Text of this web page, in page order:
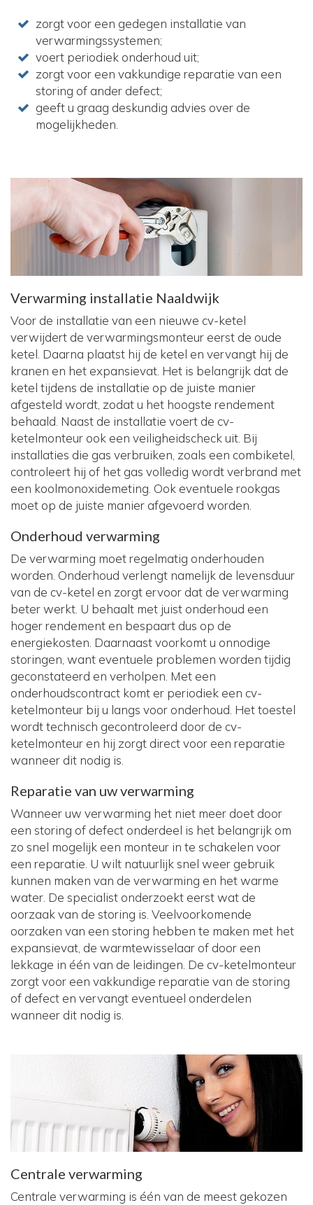
zorgt voor een gedegen installatie van
verwarmingssystemen;
voert periodiek onderhoud uit;
zorgt voor een vakkundige reparatie van een
storing of ander defect;
geeft u graag deskundig advies over de
mogelijkheden.
Verwarming installatie Naaldwijk
Voor de installatie van een nieuwe cv-ketel
verwijdert de verwarmingsmonteur eerst de oude
ketel. Daarna plaatst hij de ketel en vervangt hij de
kranen en het expansievat. Het is belangrijk dat de
ketel tijdens de installatie op de juiste manier
afgesteld wordt, zodat u het hoogste rendement
behaald. Naast de installatie voert de cv-
ketelmonteur ook een veiligheidscheck uit. Bij
installaties die gas verbruiken, zoals een combiketel,
controleert hij of het gas volledig wordt verbrand met
een koolmonoxidemeting. Ook eventuele rookgas
moet op de juiste manier afgevoerd worden.
Onderhoud verwarming
De verwarming moet regelmatig onderhouden
worden. Onderhoud verlengt namelijk de levensduur
van de cv-ketel en zorgt ervoor dat de verwarming
beter werkt. U behaalt met juist onderhoud een
hoger rendement en bespaart dus op de
energiekosten. Daarnaast voorkomt u onnodige
storingen, want eventuele problemen worden tijdig
geconstateerd en verholpen. Met een
onderhoudscontract komt er periodiek een cv-
ketelmonteur bij u langs voor onderhoud. Het toestel
wordt technisch gecontroleerd door de cv-
ketelmonteur en hij zorgt direct voor een reparatie
wanneer dit nodig is.
Reparatie van uw verwarming
Wanneer uw verwarming het niet meer doet door
een storing of defect onderdeel is het belangrijk om
zo snel mogelijk een monteur in te schakelen voor
een reparatie. U wilt natuurlijk snel weer gebruik
kunnen maken van de verwarming en het warme
water. De specialist onderzoekt eerst wat de
oorzaak van de storing is. Veelvoorkomende
oorzaken van een storing hebben te maken met het
expansievat, de warmtewisselaar of door een
lekkage in één van de leidingen. De cv-ketelmonteur
zorgt voor een vakkundige reparatie van de storing
of defect en vervangt eventueel onderdelen
wanneer dit nodig is.
Centrale verwarming
Centrale verwarming is één van de meest gekozen